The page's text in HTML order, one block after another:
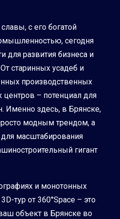
с его богатой
сегодня
для развития бизнеса и
старинных усадеб и
производственных
центров – потенциал для
Именно здесь, в Брянске,
модным трендом, а
масштабирования
гигант
и монотонных
тур от 360°Space – это
объект в Брянске во